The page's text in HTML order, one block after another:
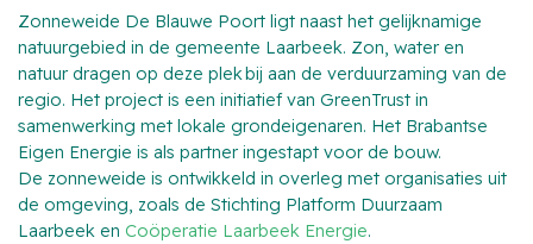
Zonneweide De Blauwe Poort ligt naast het gelijknamige
natuurgebied in de gemeente Laarbeek. Zon, water en
natuur dragen op deze plek bij aan de verduurzaming van de
regio. Het project is een initiatief van GreenTrust in
samenwerking met lokale grondeigenaren. Het Brabantse
Eigen Energie is als partner ingestapt voor de bouw.
De zonneweide is ontwikkeld in overleg met organisaties uit
de omgeving, zoals de Stichting Platform Duurzaam
Laarbeek en Coöperatie Laarbeek Energie.